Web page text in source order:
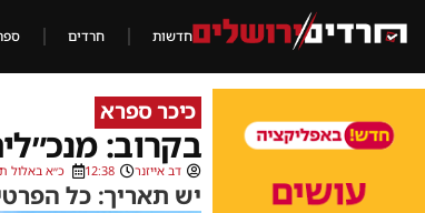
חדשות חרדים
כיכר ספרא
בקרוב:
דב אייזנר 12:38 כ״א באלול תשפ״ה
יש תאריך: כל